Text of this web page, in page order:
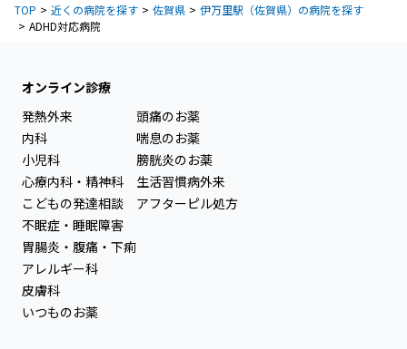
TOP 近くの病院を探す 佐賀県
伊万里駅（佐賀県）の病院を探す
ADHD対応病院
オンライン診療
発熱外来
内科
小児科
心療内科・精神科
こどもの発達相談
不眠症・睡眠障害
胃腸炎・腹痛・下痢
アレルギー科
皮膚科
いつものお薬
頭痛のお薬
喘息のお薬
膀胱炎のお薬
生活習慣病外来
アフターピル処方